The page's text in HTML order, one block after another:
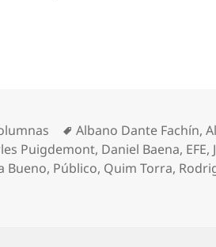
Etiquetas
Albano Dante Fachín,
Puigdemont, Daniel Baena, EFE,
Bueno, Público, Quim Torra,